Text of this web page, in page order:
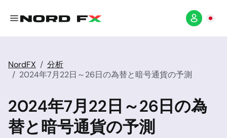
NordFX
分析
2024年7月22日～26日の為替と暗号通貨の予測
2024年7月22日～26日の為
替と暗号通貨の予測